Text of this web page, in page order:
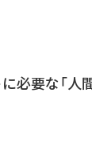
要な「人間